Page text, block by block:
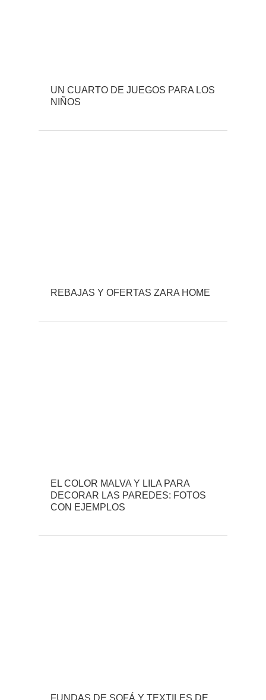
UN CUARTO DE JUEGOS PARA LOS
NIÑOS
REBAJAS Y OFERTAS ZARA HOME
EL COLOR MALVA Y LILA PARA
DECORAR LAS PAREDES: FOTOS
CON EJEMPLOS
FUNDAS DE SOFÁ Y TEXTILES DE